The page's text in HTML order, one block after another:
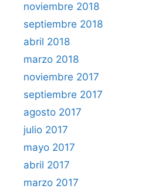
noviembre 2018
septiembre 2018
abril 2018
marzo 2018
noviembre 2017
septiembre 2017
agosto 2017
julio 2017
mayo 2017
abril 2017
marzo 2017